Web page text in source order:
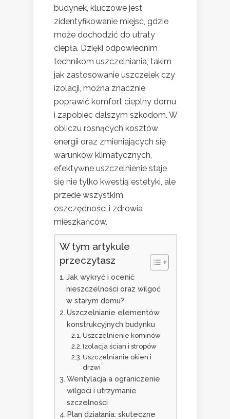
budynek, kluczowe jest
zidentyfikowanie miejsc, gdzie
może dochodzić do utraty
ciepła. Dzięki odpowiednim
technikom uszczelniania, takim
jak zastosowanie uszczelek czy
izolacji, można znacznie
poprawić komfort cieplny domu
i zapobiec dalszym szkodom. W
obliczu rosnących kosztów
energii oraz zmieniających się
warunków klimatycznych,
efektywne uszczelnienie staje
się nie tylko kwestią estetyki, ale
przede wszystkim
oszczędności i zdrowia
mieszkańców.
W tym artykule
przeczytasz
Jak wykryć i ocenić
nieszczelności oraz wilgoć
w starym domu?
Uszczelnianie elementów
konstrukcyjnych budynku
Uszczelnienie kominów
Izolacja ścian i stropów
Uszczelnianie okien i
drzwi
Wentylacja a ograniczenie
wilgoci i utrzymanie
szczelności
Plan działania: skuteczne